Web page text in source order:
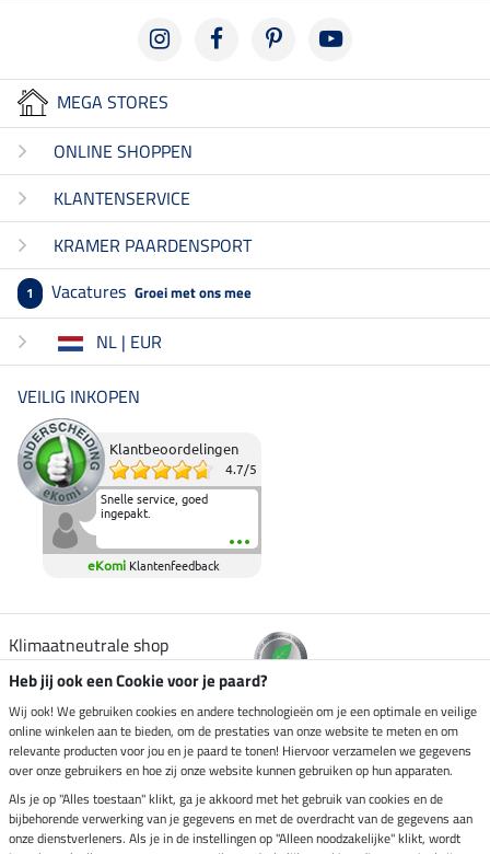
MEGA STORES
ONLINE SHOPPEN
KLANTENSERVICE
KRAMER PAARDENSPORT
1 Vacatures Groei met ons mee
NL | EUR
VEILIG INKOPEN
Klantbeoordelingen
4.7/5
Snelle service, goed
ingepakt.
eKomi Klantenfeedback
Klimaatneutrale shop
Verzending per
Veilig betalen met
Heb jij ook een Cookie voor je paard?
Wij ook! We gebruiken cookies en andere technologieën om je een optimale en veilige
online winkelen aan te bieden, om de prestaties van onze website te meten en om
relevante producten voor jou en je paard te tonen! Hiervoor verzamelen we gegevens
over onze gebruikers en hoe zij onze website kunnen gebruiken op hun apparaten.
Als je op "Alles toestaan" klikt, ga je akkoord met het gebruik van cookies en de
bijbehorende verwerking van je gegevens en met de overdracht van de gegevens aan
onze dienstverleners. Als je in de instellingen op "Alleen noodzakelijke" klikt, wordt